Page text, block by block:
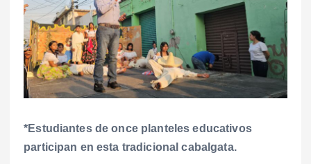
*Estudiantes de once planteles educativos
participan en esta tradicional cabalgata.